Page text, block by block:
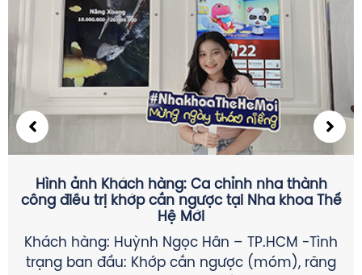
CÁC THỂ LOẠI ĐAU RĂNG KHÔN THƯỜNG GẶP &
CÁCH GIẢM ĐAU TRƯỚC KHI NHỔ
SÂU RĂNG GÂY VIÊM TỦY KHÔNG HỒI PHỤC (Ở
R8 HOẶC R7): + Đau về đêm, biến mất đột
ngột, …